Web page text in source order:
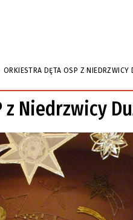
ORKIESTRA DĘTA OSP Z NIEDRZWICY
z Niedrzwicy